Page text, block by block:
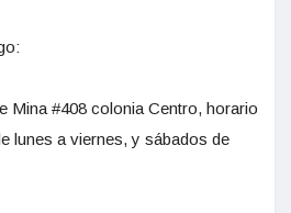
Mina #408 colonia Centro, horario
lunes a viernes, y sábados de